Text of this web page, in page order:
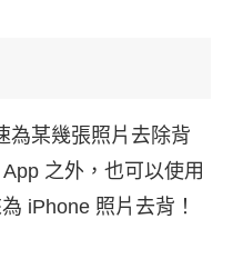
為某幾張照片去除背
之外，也可以使用
iPhone 照片去背！